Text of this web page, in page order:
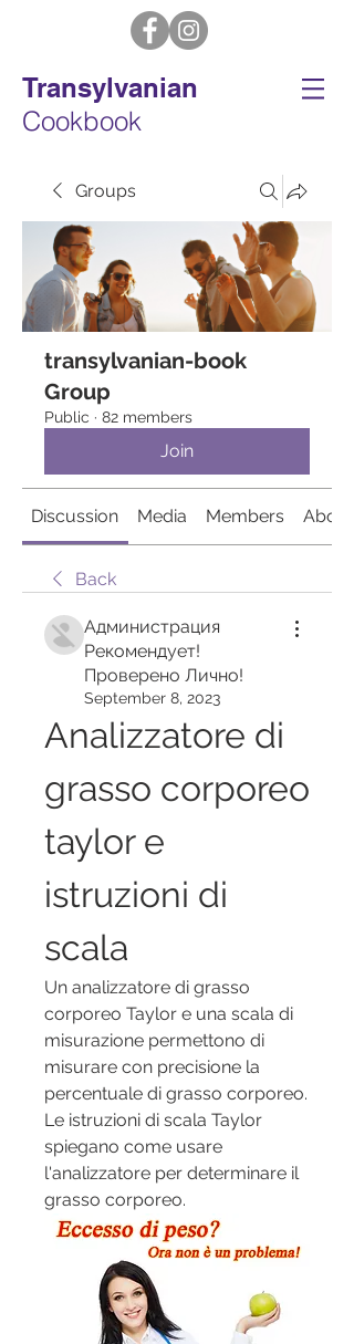
Transylvanian
Cookbook
Groups
transylvanian-book
Group
Public · 82 members
Join
Discussion Media Members About
Back
Администрация
Рекомендует!
Проверено Лично!
September 8, 2023
Analizzatore di
grasso corporeo
taylor e
istruzioni di
scala
Un analizzatore di grasso
corporeo Taylor e una scala di
misurazione permettono di
misurare con precisione la
percentuale di grasso corporeo.
Le istruzioni di scala Taylor
spiegano come usare
l'analizzatore per determinare il
grasso corporeo.